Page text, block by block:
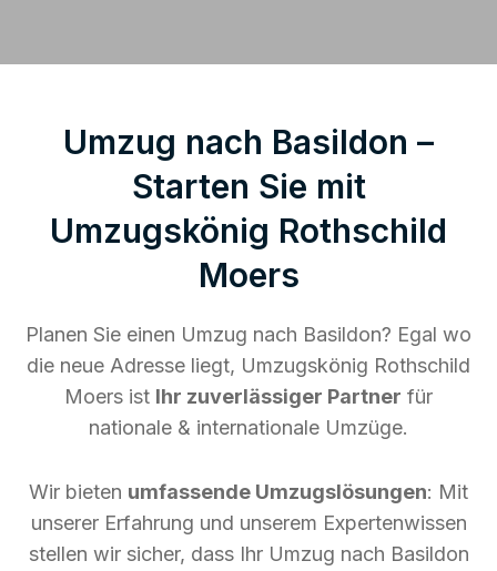
Umzug nach Basildon –
Starten Sie mit
Umzugskönig Rothschild
Moers
Planen Sie einen Umzug nach Basildon? Egal wo
die neue Adresse liegt, Umzugskönig Rothschild
Moers ist Ihr zuverlässiger Partner für
nationale & internationale Umzüge.
Wir bieten umfassende Umzugslösungen: Mit
unserer Erfahrung und unserem Expertenwissen
stellen wir sicher, dass Ihr Umzug nach Basildon